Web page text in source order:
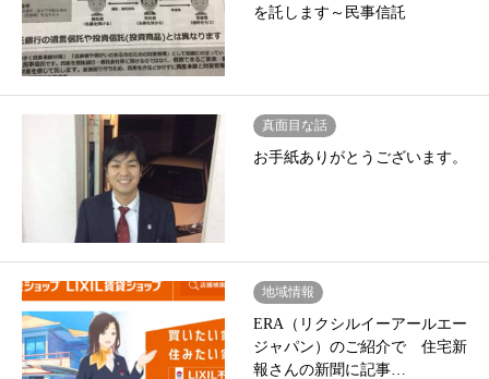
を託します～民事信託
真面目な話
お手紙ありがとうございます。
地域情報
ERA（リクシルイーアールエー
ジャパン）のご紹介で 住宅新
報さんの新聞に記事…